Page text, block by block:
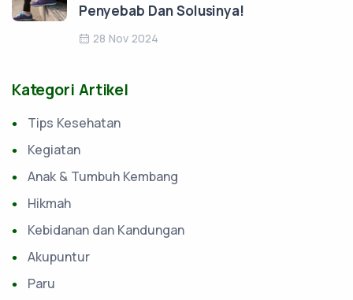
Penyebab Dan Solusinya!
28 Nov 2024
Kategori Artikel
Tips Kesehatan
Kegiatan
Anak & Tumbuh Kembang
Hikmah
Kebidanan dan Kandungan
Akupuntur
Paru